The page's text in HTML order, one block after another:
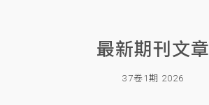
最新期刊文章
37卷1期 2026